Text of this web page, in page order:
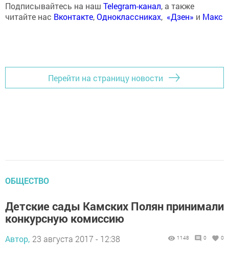
Подписывайтесь на наш Telegram-канал, а также
читайте нас Вконтакте,Одноклассниках, «Дзен» и Макс
Перейти на страницу новости
ОБЩЕСТВО
Детские сады Камских Полян принимали
конкурсную комиссию
Автор, 23 августа 2017 - 12:38 1148 0 0